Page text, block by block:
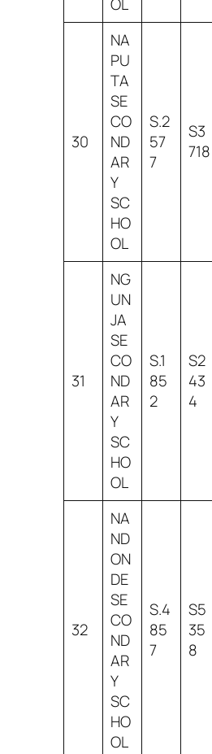
30
NA
PU
TA
SE
CO
ND
AR
Y
SC
HO
OL
S.2
57
7
S3
718
31
NG
UN
JA
SE
CO
ND
AR
Y
SC
HO
OL
S.1
85
2
S2
43
4
32
NA
ND
ON
DE
SE
CO
ND
AR
Y
SC
HO
OL
S.4
85
7
S5
35
8